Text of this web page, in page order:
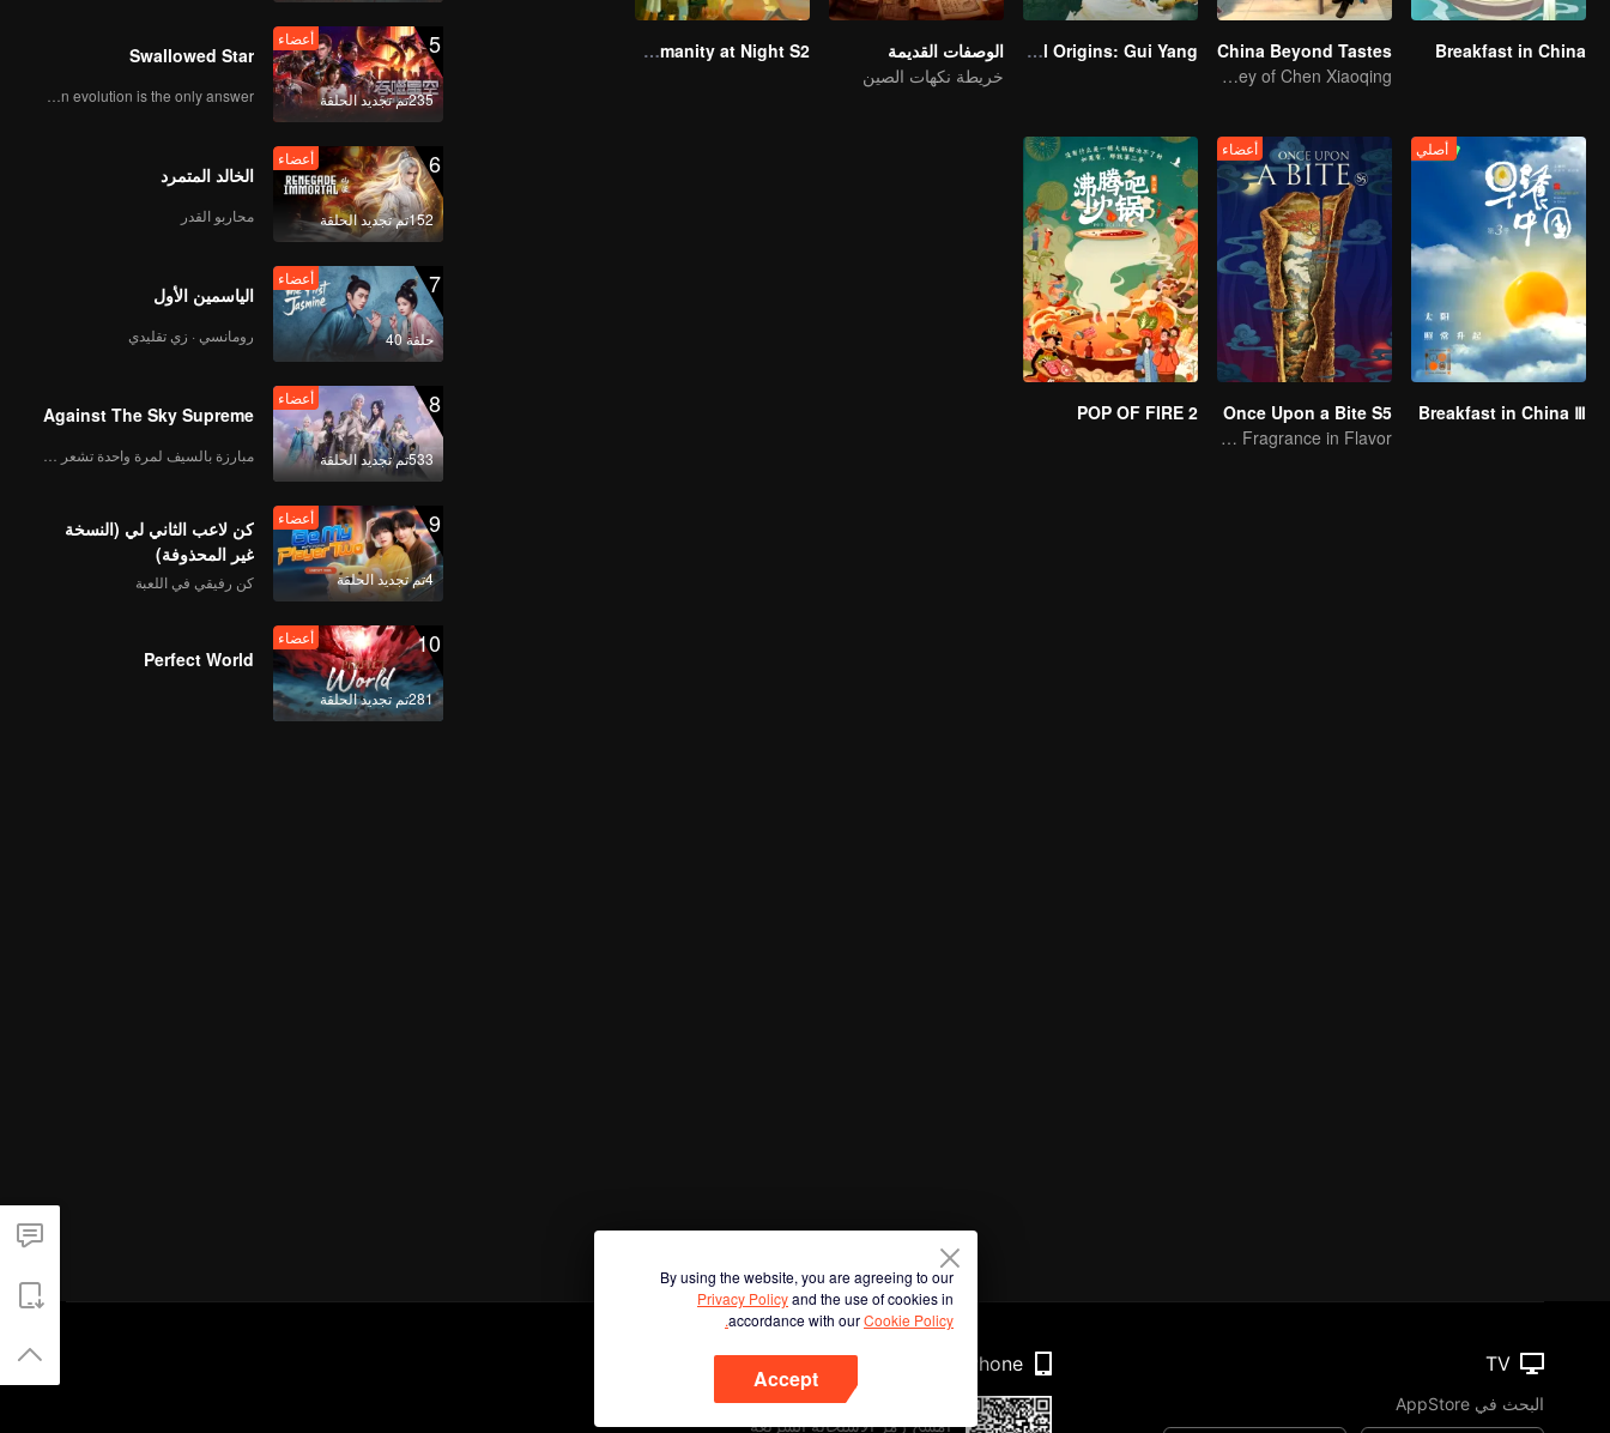
أعضاء
Breakfast in China
China Beyond Tastes
Flavor Exploration Journey of Chen Xiaoqing
Flavorful Origins: Gui Yang
الوصفات القديمة
خريطة نكهات الصين
Taste Humanity at Night S2
أصلي
Breakfast in China Ⅲ
أعضاء
Once Upon a Bite S5
A Subtle Fragrance in Flavor
POP OF FIRE 2
5
235تم تجديد الحلقة
أعضاء
Swallowed Star
Human evolution is the only answer.
6
152تم تجديد الحلقة
أعضاء
الخالد المتمرد
محاربو القدر
7
حلقة 40
أعضاء
الياسمين الأول
رومانسي · زي تقليدي
8
533تم تجديد الحلقة
أعضاء
Against The Sky Supreme
9
4تم تجديد الحلقة
أعضاء
كن لاعب الثاني لي (النسخة
غير المحذوفة)
كن رفيقي في اللعبة
10
281تم تجديد الحلقة
أعضاء
Perfect World
By using the website, you are agreeing to our
Privacy Policyand the use of cookies in
accordance with ourCookie Policy.
Accept
TV
البحث في AppStore
Phone
امسح رمز الاستجابة السريعة